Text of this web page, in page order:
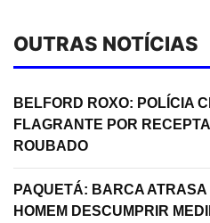
OUTRAS NOTÍCIAS
BELFORD ROXO: POLÍCIA
FLAGRANTE POR
ROUBADO
PAQUETÁ: BARCA ATRASA
HOMEM DESCUMPRIR